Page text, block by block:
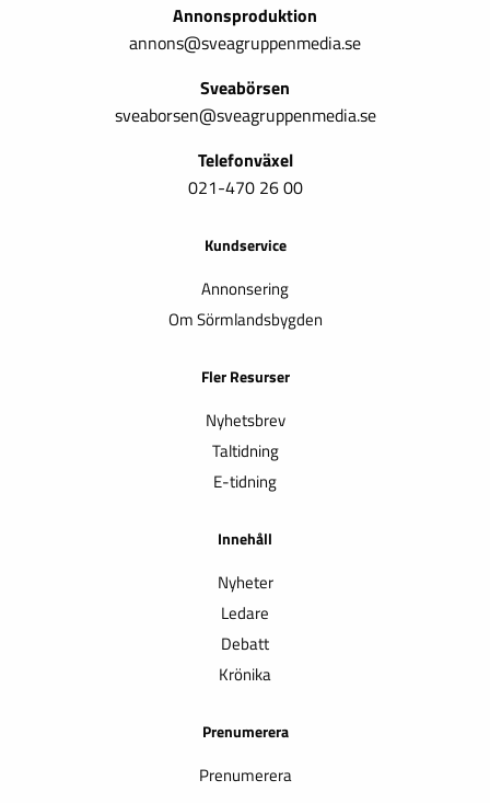
Annonsproduktion
annons@sveagruppenmedia.se
Sveabörsen
sveaborsen@sveagruppenmedia.se
Telefonväxel
021-470 26 00
Kundservice
Annonsering
Om Sörmlandsbygden
Fler Resurser
Nyhetsbrev
Taltidning
E-tidning
Innehåll
Nyheter
Ledare
Debatt
Krönika
Prenumerera
Prenumerera